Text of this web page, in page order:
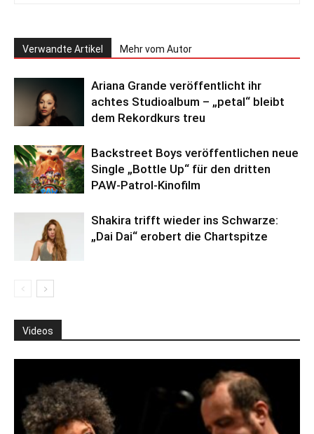
Verwandte Artikel Mehr vom Autor
Ariana Grande veröffentlicht ihr
achtes Studioalbum – „petal“ bleibt
dem Rekordkurs treu
Backstreet Boys veröffentlichen neue
Single „Bottle Up“ für den dritten
PAW-Patrol-Kinofilm
Shakira trifft wieder ins Schwarze:
„Dai Dai“ erobert die Chartspitze
Videos